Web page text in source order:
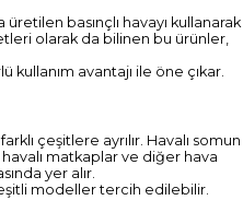
basınçlı havayı kullanarak
olarak da bilinen bu ürünler,
avantajı ile öne çıkar.
çeşitlere ayrılır. Havalı somun
havalı matkaplar ve diğer hava
yer alır.
modeller tercih edilebilir.